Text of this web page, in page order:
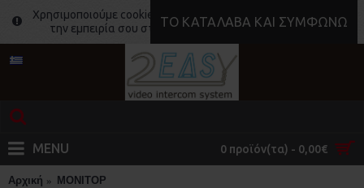
Χρησιμοποιούμε cookies για να κάνουμε ακόμα καλύτερη
την εμπειρία σου στο site μας. Μάθε περισσότερα
ΤΟ ΚΑΤΆΛΑΒΑ ΚΑΙ ΣΥΜΦΩΝΏ
0 προϊόν(τα) - 0,00€
MENU
Αρχική
ΜΟΝΙΤΟΡ